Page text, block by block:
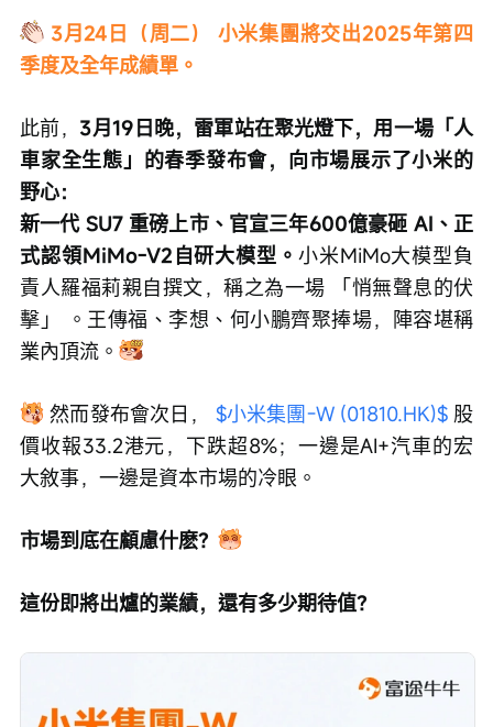
3月24日（周二） 小米集團將交出2025年第四
季度及全年成績單。
此前， 3月19日晚，雷軍站在聚光燈下，用一場「人
車家全生態」的春季發布會，向市場展示了小米的
野心：
新一代 SU7 重磅上市、官宣三年600億豪砸 AI、正
式認領MiMo-V2自研大模型。 小米MiMo大模型負
責人羅福莉親自撰文，稱之為一場 「悄無聲息的伏
擊」 。王傳福、李想、何小鵬齊聚捧場，陣容堪稱
業內頂流。
然而發布會次日， $小米集團-W (01810.HK)$ 股
價收報33.2港元，下跌超8%；一邊是AI+汽車的宏
大敘事，一邊是資本市場的冷眼。
市場到底在顧慮什麽？
這份即將出爐的業績，還有多少期待值？